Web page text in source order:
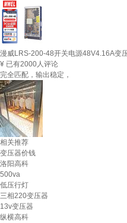
漫威LRS-200-48开关电源48V4.16A变
¥ 已有2000人评论
完全匹配，输出稳定，
相关推荐
变压器价钱
洛阳高科
500va
低压行灯
三相220变压器
13v变压器
纵横高科